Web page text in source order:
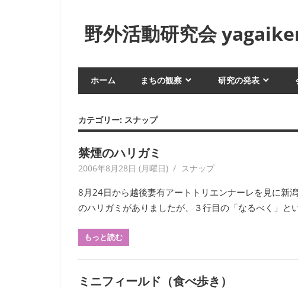
野外活動研究会
近
な
や
俗
を
ィ
ー
ル
ド
ク
ホーム まちの観察 研究の発表
カテゴリー: スナップ
禁煙のハリガミ
2006年8月28日 (月曜日) yagaiken
スナップ
8月24日から越後妻有アートトリエンナーレを見に新
のハリガミがありましたが、３行目の「なるべく」と
もっと読む
ミニフィールド（食べ歩き）